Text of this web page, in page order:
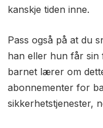
kanskje tiden inne.
Pass også på at du
han eller hun får sin
barnet lærer om
abonnementer for
sikkerhetstjenester,